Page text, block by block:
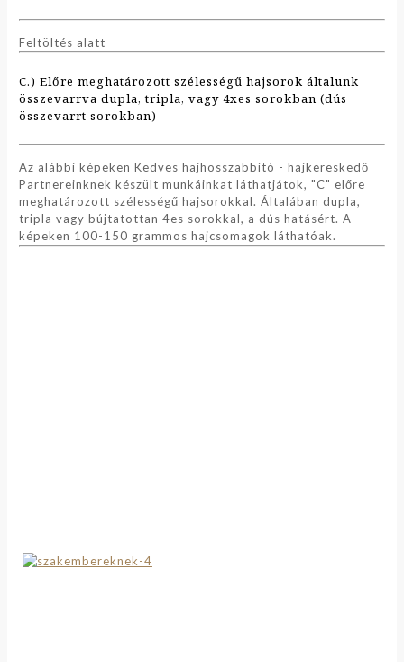
Feltöltés alatt
C.) Előre meghatározott szélességű hajsorok általunk
összevarrva dupla, tripla, vagy 4xes sorokban (dús
összevarrt sorokban)
Az alábbi képeken Kedves hajhosszabbító - hajkereskedő
Partnereinknek készült munkáinkat láthatjátok, "C" előre
meghatározott szélességű hajsorokkal. Általában dupla,
tripla vagy bújtatottan 4es sorokkal, a dús hatásért. A
képeken 100-150 grammos hajcsomagok láthatóak.